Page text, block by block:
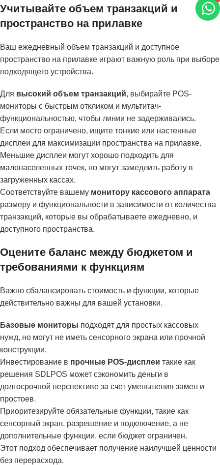
Учитывайте объем транзакций и
пространство на прилавке
Ваш ежедневный объем транзакций и доступное
пространство на прилавке играют важную роль при выборе
подходящего устройства.
Для высокий объем транзакций, выбирайте POS-
мониторы с быстрым откликом и мультитач-
функциональностью, чтобы линии не задерживались.
Если место ограничено, ищите тонкие или настенные
дисплеи для максимизации пространства на прилавке.
Меньшие дисплеи могут хорошо подходить для
малонаселенных точек, но могут замедлить работу в
загруженных кассах.
Соответствуйте вашему монитору кассового аппарата
размеру и функциональности в зависимости от количества
транзакций, которые вы обрабатываете ежедневно, и
доступного пространства.
Оцените баланс между бюджетом и
требованиями к функциям
Важно сбалансировать стоимость и функции, которые
действительно важны для вашей установки.
Базовые мониторы подходят для простых кассовых
нужд, но могут не иметь сенсорного экрана или прочной
конструкции.
Инвестирование в прочные POS-дисплеи такие как
решения SDLPOS может сэкономить деньги в
долгосрочной перспективе за счет уменьшения замен и
простоев.
Приоритезируйте обязательные функции, такие как
сенсорный экран, разрешение и подключение, а не
дополнительные функции, если бюджет ограничен.
Этот подход обеспечивает получение наилучшей ценности
без перерасхода.